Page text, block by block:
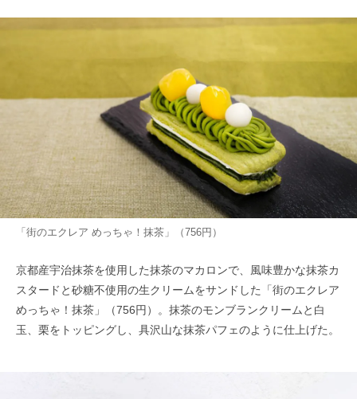
「街のエクレア めっちゃ！抹茶」（756円）
京都産宇治抹茶を使用した抹茶のマカロンで、風味豊かな抹茶カ
スタードと砂糖不使用の生クリームをサンドした「街のエクレア
めっちゃ！抹茶」（756円）。抹茶のモンブランクリームと白
玉、栗をトッピングし、具沢山な抹茶パフェのように仕上げた。